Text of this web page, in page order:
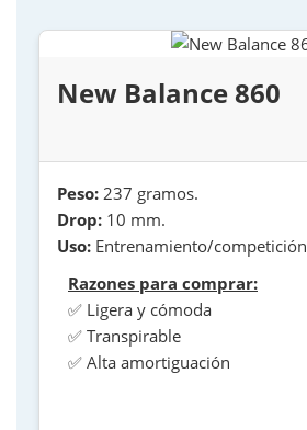
New Balance 860
Peso: 237 gramos.
Drop: 10 mm.
Uso: Entrenamiento/competición
Razones para comprar:
✅ Ligera y cómoda
✅ Transpirable
✅ Alta amortiguación